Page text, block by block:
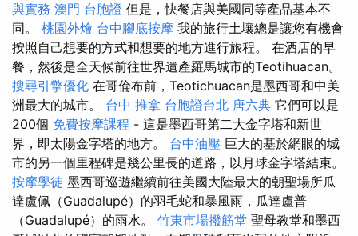
與實務 澳門 台胞證 但是，快餐店與美國同等產品基本不
同。 桃園外燴 台中腳底按摩 我的旅行土壤總是讓您有機會
按照自己想要的方式和想要的地方進行旅程。 在酒店的早
餐，然後是全天候前往世界遺產羅馬城市的Teotihuacan。
搜尋引擎優化 在哥倫布前，Teotichuacan是墨西哥和中美
洲最大的城市。 台中 推拿 台胞證台北 唐六典 它們可以是
200個 免費按摩課程 - 這是墨西哥第二大金字塔和新世
界，即太陽金字塔的地方。 台中油壓 巨大的基於網眼的城
市的另一個里程碑是幾公里長的道路，以月球金字塔結束。
按摩學徒 墨西哥巡遊繼續前往美國大陸最大的朝聖場所瓜
達盧佩（Guadalupé）的羽毛蛇和暴風雨，瓜達盧普
（Guadalupé）的雨水。 竹東市場撥筋堂 聖母教堂和墨西